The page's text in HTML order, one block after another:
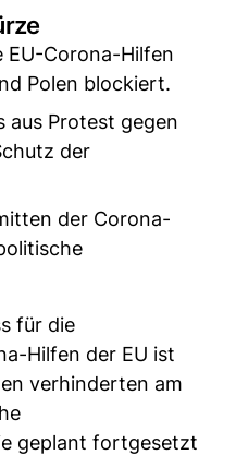
EU-Corona-Hilfen
Polen blockiert.
aus Protest gegen
der
der Corona-
für die
Hilfen der EU ist
verhinderten am
geplant fortgesetzt